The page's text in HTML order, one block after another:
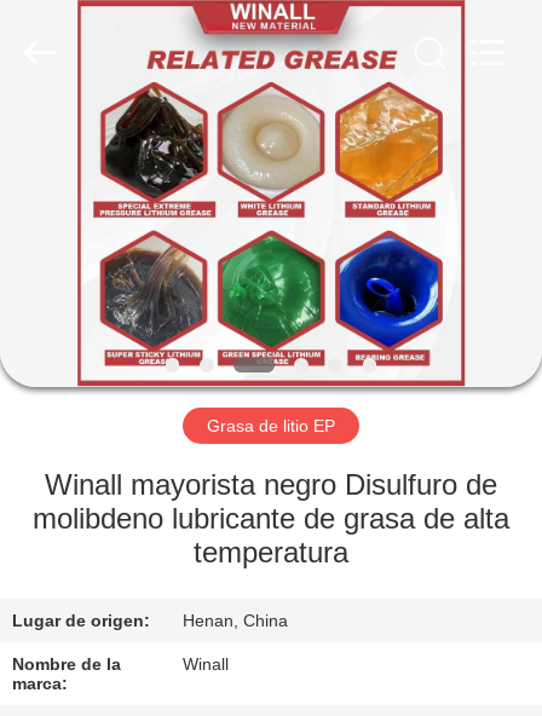
INICIO
PRODUCTOS
SOBRE
NOSOTROS
VISITA
FÁBRICA
DE
CALIDAD
Grasa de litio EP
Winall mayorista negro Disulfuro de
molibdeno lubricante de grasa de alta
temperatura
Lugar de origen: Henan, China
Nombre de la
marca:
Winall